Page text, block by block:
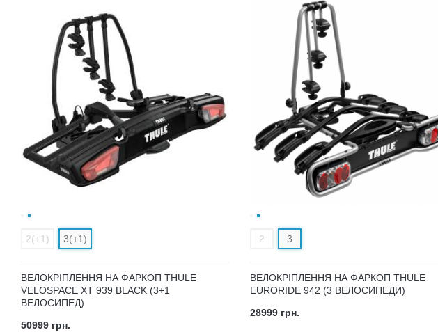
2(+1) 3(+1)
ВЕЛОКРІПЛЕННЯ НА ФАРКОП THULE
VELOSPACE XT 939 BLACK (3+1
ВЕЛОСИПЕД)
50999 грн.
2 3
ВЕЛОКРІПЛЕННЯ НА ФАРКОП THULE
EURORIDE 942 (3 ВЕЛОСИПЕДИ)
28999 грн.